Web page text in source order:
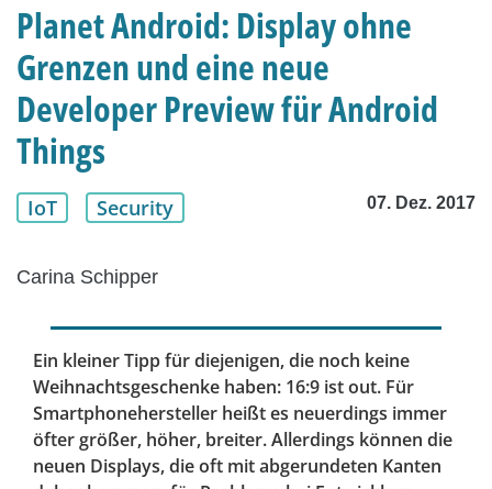
Planet Android: Display ohne
Grenzen und eine neue
Developer Preview für Android
Things
IoT Security 07. Dez. 2017
Carina Schipper
Ein kleiner Tipp für diejenigen, die noch keine
Weihnachtsgeschenke haben: 16:9 ist out. Für
Smartphonehersteller heißt es neuerdings immer
öfter größer, höher, breiter. Allerdings können die
neuen Displays, die oft mit abgerundeten Kanten